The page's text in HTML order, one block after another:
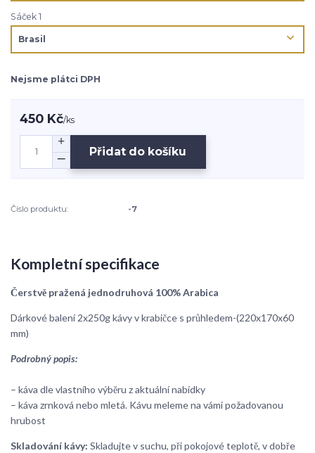
Sáček 1
Nejsme plátci DPH
450 Kč/ks
Přidat do košíku
Číslo produktu: -7
Kompletní specifikace
Čerstvě pražená jednodruhová 100% Arabica
Dárkové balení 2x250g kávy v krabičce s průhledem-(220x170x60
mm)
Podrobný popis:
– káva dle vlastního výběru z aktuální nabídky
– káva zrnková nebo mletá. Kávu meleme na vámi požadovanou
hrubost
Skladování kávy: Skladujte v suchu, při pokojové teplotě, v dobře